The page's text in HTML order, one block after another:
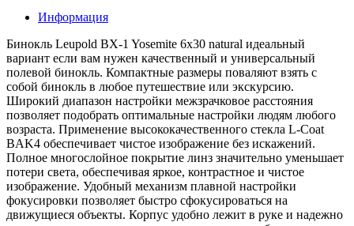
Информация
Бинокль Leupold BX-1 Yosemite 6x30 natural идеальный
вариант если вам нужен качественный и универсальный
полевой бинокль. Компактные размеры поваляют взять с
собой бинокль в любое путешествие или экскурсию.
Широкий диапазон настройки межзрачковое расстояния
позволяет подобрать оптимальные настройки людям любого
возраста. Применение высококачественного стекла L-Coat
BAK4 обеспечивает чистое изображение без искажений.
Полное многослойное покрытие линз значительно уменьшает
потери света, обеспечивая яркое, контрастное и чистое
изображение. Удобный механизм плавной настройки
фокусировки позволяет быстро сфокусироваться на
движущиеся объекты. Корпус удобно лежит в руке и надежно